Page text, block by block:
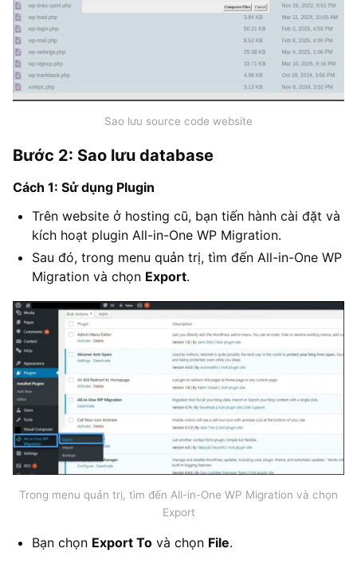
Sao lưu source code website
Bước 2: Sao lưu database
Cách 1: Sử dụng Plugin
Trên website ở hosting cũ, bạn tiến hành cài đặt và
kích hoạt plugin All-in-One WP Migration.
Sau đó, trong menu quản trị, tìm đến All-in-One WP
Migration và chọn Export.
Trong menu quản trị, tìm đến All-in-One WP Migration và chọn
Export
Bạn chọn Export To và chọn File.